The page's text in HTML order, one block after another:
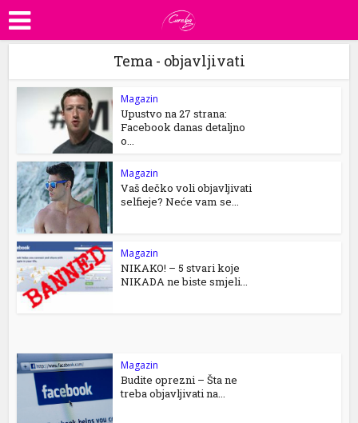
Tema - objavljivati
Magazin
Upustvo na 27 strana:
Facebook danas detaljno
o...
Magazin
Vaš dečko voli objavljivati
selfieje? Neće vam se...
Magazin
NIKAKO! – 5 stvari koje
NIKADA ne biste smjeli...
Magazin
Budite oprezni – Šta ne
treba objavljivati na...